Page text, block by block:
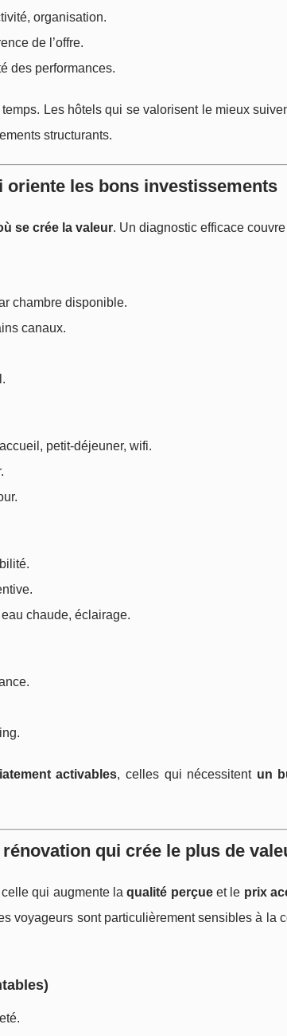
organisation.
de l’offre.
des performances.
Les hôtels qui se valorisent le mieux
structurants.
oriente les bons investissements
se crée la valeur. Un diagnostic efficace couvre
chambre disponible.
canaux.
petit-déjeuner, wifi.
chaude, éclairage.
activables, celles qui nécessitent un
qui crée le plus de
celle qui augmente laqualité perçueet le prix
voyageurs sont particulièrement sensibles à la